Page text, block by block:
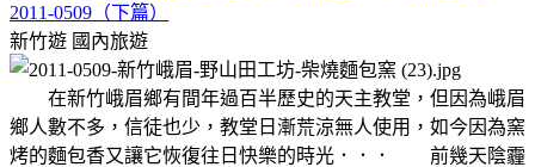
2011-0509（下篇）
新竹遊 國內旅遊
在新竹峨眉鄉有間年過百半歷史的天主教堂，但因為峨眉
鄉人數不多，信徒也少，教堂日漸荒涼無人使用，如今因為窯
烤的麵包香又讓它恢復往日快樂的時光．．． 前幾天陰霾